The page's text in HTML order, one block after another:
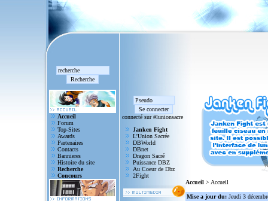
Accueil
Forum
Top-Sites
Awards
Partenaires
Contacts
Bannieres
Histoire du site
Recherche
Concours
connecté sur #lunionsacre
Janken Fight
L'Union Sacrée
DBWorld
DBnet
Dragon Sacré
Puissance DBZ
Au Coeur de Dbz
2Fight
Accueil > Accueil
Mise a jour du: Jeudi 3